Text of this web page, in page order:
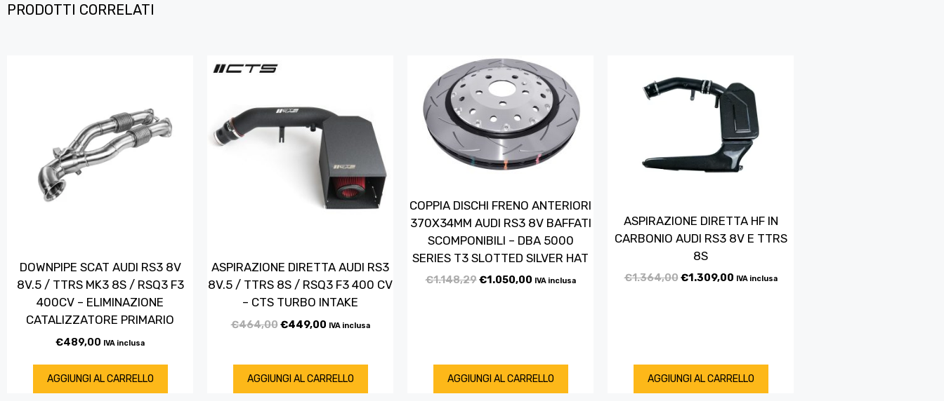
PRODOTTI CORRELATI
DOWNPIPE SCAT AUDI RS3 8V
8V.5 / TTRS MK3 8S / RSQ3 F3
400CV – ELIMINAZIONE
CATALIZZATORE PRIMARIO
€489,00 IVA inclusa
AGGIUNGI AL CARRELLO
ASPIRAZIONE DIRETTA AUDI RS3
8V.5 / TTRS 8S / RSQ3 F3 400 CV
– CTS TURBO INTAKE
€464,00€449,00 IVA inclusa
AGGIUNGI AL CARRELLO
COPPIA DISCHI FRENO ANTERIORI
370X34MM AUDI RS3 8V BAFFATI
SCOMPONIBILI – DBA 5000
SERIES T3 SLOTTED SILVER HAT
€1.148,29€1.050,00 IVA inclusa
AGGIUNGI AL CARRELLO
ASPIRAZIONE DIRETTA HF IN
CARBONIO AUDI RS3 8V E TTRS
8S
€1.364,00€1.309,00 IVA inclusa
AGGIUNGI AL CARRELLO